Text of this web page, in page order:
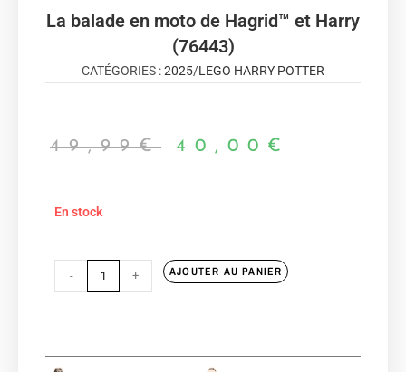
La balade en moto de Hagrid™ et Harry
(76443)
CATÉGORIES :2025/LEGO HARRY POTTER
49,99€ 40,00 €
En stock
- + AJOUTER AU PANIER